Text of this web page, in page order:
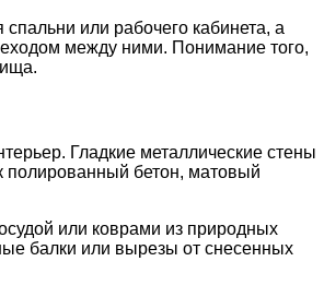
или рабочего кабинета, а
между ними. Понимание того,
Гладкие металлические стены
полированный бетон, матовый
или коврами из природных
балки или вырезы от снесенных